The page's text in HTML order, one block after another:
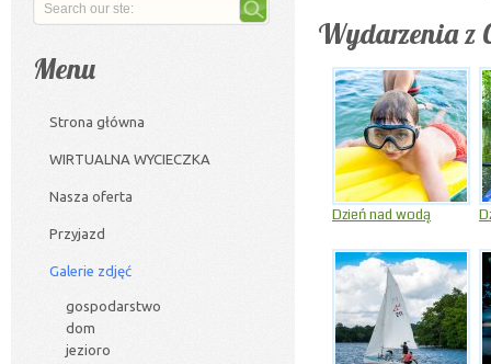
Wydarzenia z
Dzień nad wodą
Menu
Strona główna
WIRTUALNA WYCIECZKA
Nasza oferta
Przyjazd
Galerie zdjęć
gospodarstwo
dom
jezioro